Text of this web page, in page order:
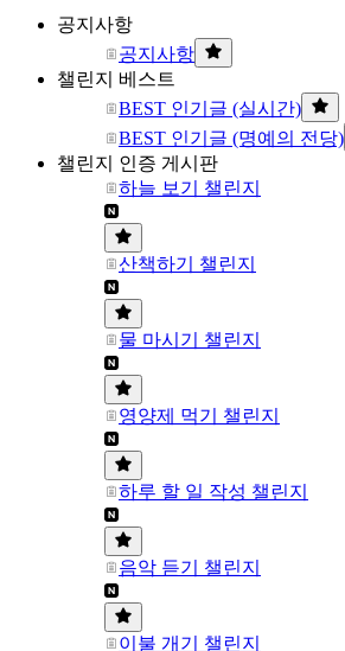
공지사항
공지사항
챌린지 베스트
BEST 인기글 (실시간)
BEST 인기글 (명예의 전당)
챌린지 인증 게시판
하늘 보기 챌린지
산책하기 챌린지
물 마시기 챌린지
영양제 먹기 챌린지
하루 할 일 작성 챌린지
음악 듣기 챌린지
이불 개기 챌린지